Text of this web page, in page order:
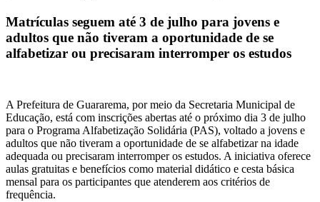
Matrículas seguem até 3 de julho para jovens e
adultos que não tiveram a oportunidade de se
alfabetizar ou precisaram interromper os estudos
A Prefeitura de Guararema, por meio da Secretaria Municipal de
Educação, está com inscrições abertas até o próximo dia 3 de julho
para o Programa Alfabetização Solidária (PAS), voltado a jovens e
adultos que não tiveram a oportunidade de se alfabetizar na idade
adequada ou precisaram interromper os estudos. A iniciativa oferece
aulas gratuitas e benefícios como material didático e cesta básica
mensal para os participantes que atenderem aos critérios de
frequência.